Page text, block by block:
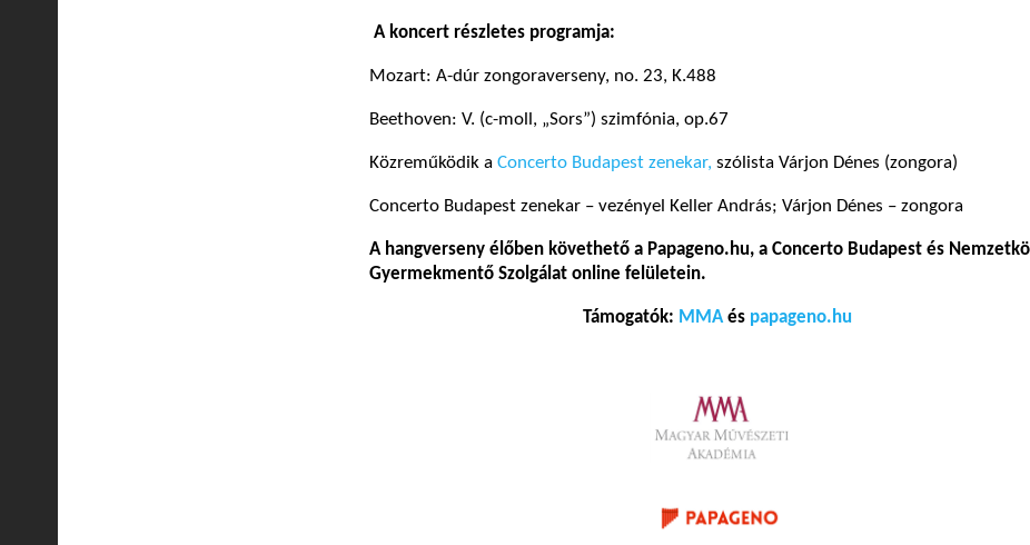
A koncert részletes programja:
Mozart: A-dúr zongoraverseny, no. 23, K.488
Beethoven: V. (c-moll, „Sors”) szimfónia, op.67
Közreműködik a Concerto Budapest zenekar, szólista Várjon Dénes (zongora)
Concerto Budapest zenekar – vezényel Keller András; Várjon Dénes – zongora
A hangverseny élőben követhető a Papageno.hu, a Concerto Budapest és
Gyermekmentő Szolgálat online felületein.
Támogatók: MMAés papageno.hu